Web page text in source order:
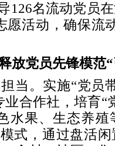
126名流动党员
愿活动，确保流
放党员先锋模范
当。实施“党员
合作社，培育“
水果、生态养殖
式，通过盘活